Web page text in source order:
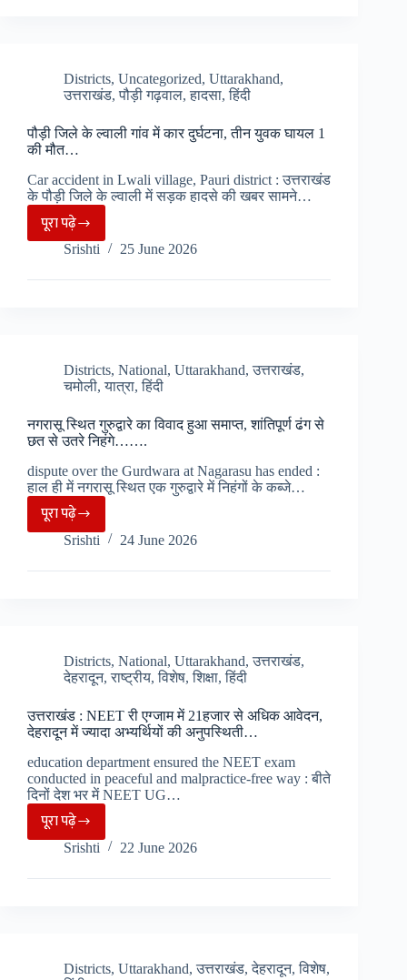
यात्रा
पर
लौटे
निहंग….
Districts, Uncategorized, Uttarakhand,
उत्तराखंड,पौड़ी गढ़वाल,हादसा,हिंदी
पौड़ी जिले के ल्वाली गांव में कार दुर्घटना, तीन युवक घायल 1
की मौत…
Car accident in Lwali village, Pauri district : उत्तराखंड
के पौड़ी जिले के ल्वाली में सड़क हादसे की खबर सामने…
पूरा पढ़ेपौड़ी
जिले
के
कार
दुर्घटना,
तीन
युवक
1
की
मौत…
Srishti 25 June 2026
Districts, National, Uttarakhand,उत्तराखंड,
चमोली,यात्रा,हिंदी
नगरासू स्थित गुरुद्वारे का विवाद हुआ समाप्त, शांतिपूर्ण ढंग से
छत से उतरे निहंगे…….
dispute over the Gurdwara at Nagarasu has ended :
हाल ही में नगरासू स्थित एक गुरुद्वारे में निहंगों के कब्जे…
पूरा पढ़ेनगरासू
स्थित
गुरुद्वारे
समाप्त,
शांतिपूर्ण
ढंग
से
छत
से
उतरे
निहंगे…….
Srishti 24 June 2026
Districts, National, Uttarakhand,उत्तराखंड,
देहरादून,राष्ट्रीय,विशेष,शिक्षा,हिंदी
उत्तराखंड : NEET री एग्जाम में 21हजार से अधिक आवेदन,
देहरादून में ज्यादा अभ्यर्थियों की अनुपस्थिती…
education department ensured the NEET exam
conducted in peaceful and malpractice-free way : बीते
दिनों देश भर में NEET UG…
पूरा पढ़ेउत्तराखंड
:
NEET
21हजार
Srishti 22 June 2026
Districts, Uttarakhand,उत्तराखंड,देहरादून,विशेष,